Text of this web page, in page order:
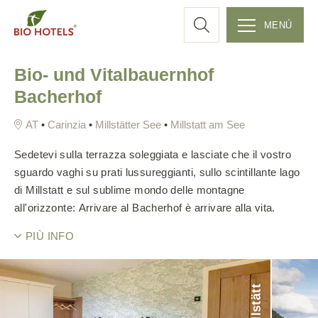
MENÚ
Bio- und Vitalbauernhof
Bacherhof
•Carinzia • Millstätter See • Millstatt am See
Sedetevi sulla terrazza soleggiata e lasciate che il vostro
sguardo vaghi su prati lussureggianti, sullo scintillante lago
di Millstatt e sul sublime mondo delle montagne
all'orizzonte: Arrivare al Bacherhof è arrivare alla vita.
PIÙ INFO